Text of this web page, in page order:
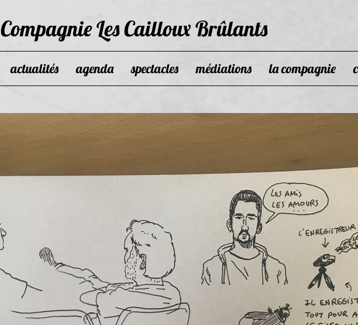
Compagnie Les Cailloux Brûlants
actualités agenda spectacles médiations la compagnie